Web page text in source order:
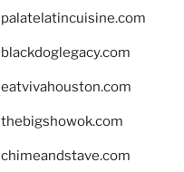
palatelatincuisine.com
blackdoglegacy.com
eatvivahouston.com
thebigshowok.com
chimeandstave.com